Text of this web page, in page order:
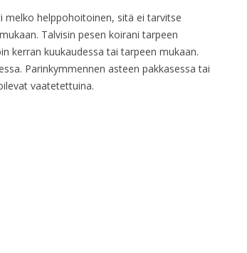
melko helppohoitoinen, sitä ei tarvitse
Talvisin pesen koirani tarpeen
kerran kuukaudessa tai tarpeen mukaan.
Parinkymmennen asteen pakkasessa tai
vaatetettuina.